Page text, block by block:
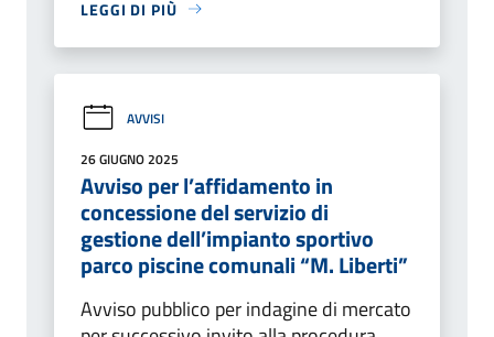
LEGGI DI PIÙ
AVVISI
26 GIUGNO 2025
Avviso per l’affidamento in
concessione del servizio di
gestione dell’impianto sportivo
parco piscine comunali “M. Liberti”
Avviso pubblico per indagine di mercato